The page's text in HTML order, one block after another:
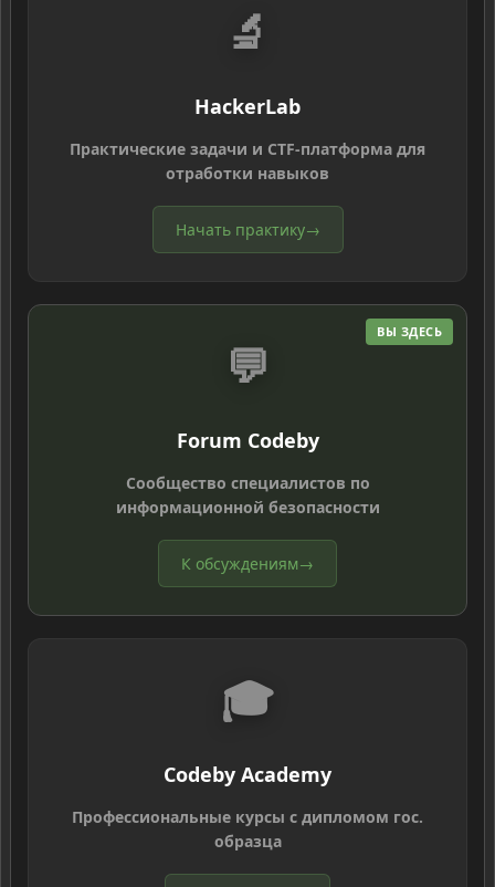
🔬
HackerLab
Практические задачи и CTF-платформа для
отработки навыков
Начать практику→
ВЫ ЗДЕСЬ
💬
Forum Codeby
Сообщество специалистов по
информационной безопасности
К обсуждениям→
🎓
Codeby Academy
Профессиональные курсы с дипломом гос.
образца